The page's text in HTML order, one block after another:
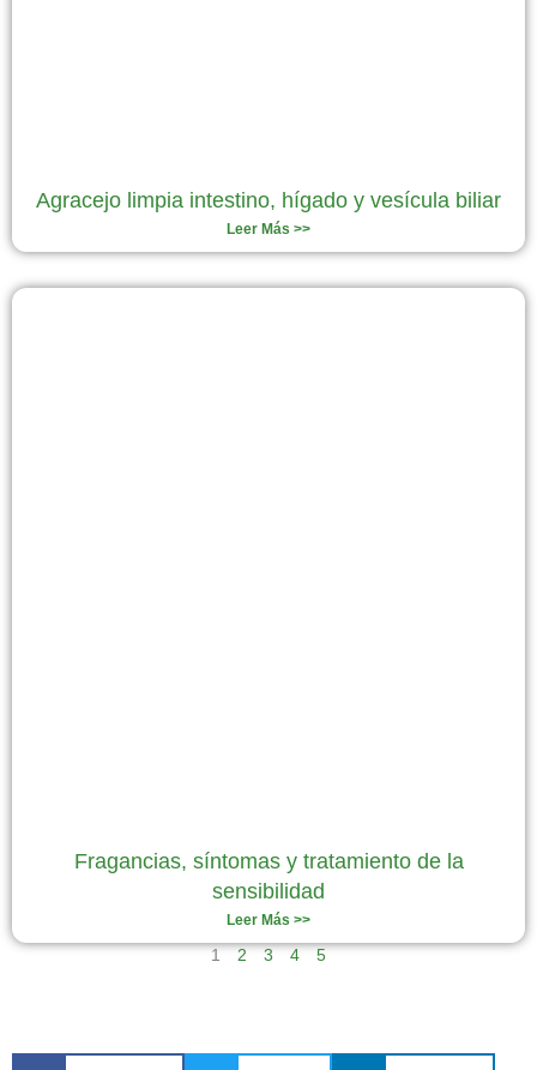
Agracejo limpia intestino, hígado y vesícula biliar
Leer Más >>
Fragancias, síntomas y tratamiento de la
sensibilidad
Leer Más >>
1 2 3 4 5